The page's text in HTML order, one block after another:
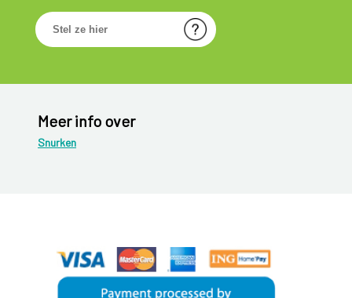
Meer info over
Snurken